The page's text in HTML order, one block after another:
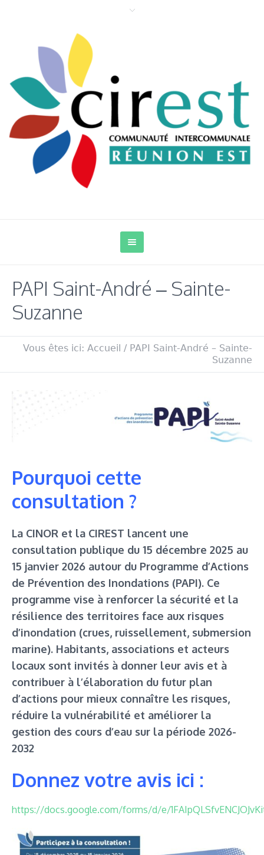
PAPI Saint-André – Sainte-
Suzanne
Vous êtes ici: Accueil / PAPI Saint-André – Sainte-
Suzanne
Pourquoi cette
consultation ?
La CINOR et la CIREST lancent une
consultation publique du 15 décembre 2025 au
15 janvier 2026 autour du Programme d’Actions
de Prévention des Inondations (PAPI). Ce
programme vise à renforcer la sécurité et la
résilience des territoires face aux risques
d’inondation (crues, ruissellement, submersion
marine). Habitants, associations et acteurs
locaux sont invités à donner leur avis et à
contribuer à l’élaboration du futur plan
d’actions pour mieux connaître les risques,
réduire la vulnérabilité et améliorer la
gestion des cours d’eau sur la période 2026-
2032
Donnez votre avis ici :
https://docs.google.com/forms/d/e/